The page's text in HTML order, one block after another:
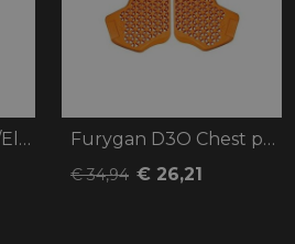
Furygan D3O Knee/Elbow Furygan D3O Chest protector
€ 34,94 € 26,21